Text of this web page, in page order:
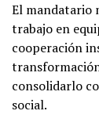
El mandatario
trabajo en
cooperación
consolidarlo
social.